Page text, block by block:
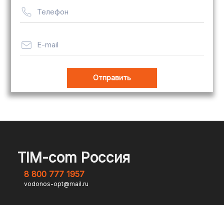
Важно! Мы заботимся о том, чтобы
целости и сохранности, независимо
от их размера.
максимально удобным и безопасным
для наших клиентов. Независимо от
того, являетесь ли вы физическим или
юридическим лицом, у вас есть
Телефон
E-mail
TIM-com Россия
8 800 777 1957
vodonos-opt@mail.ru